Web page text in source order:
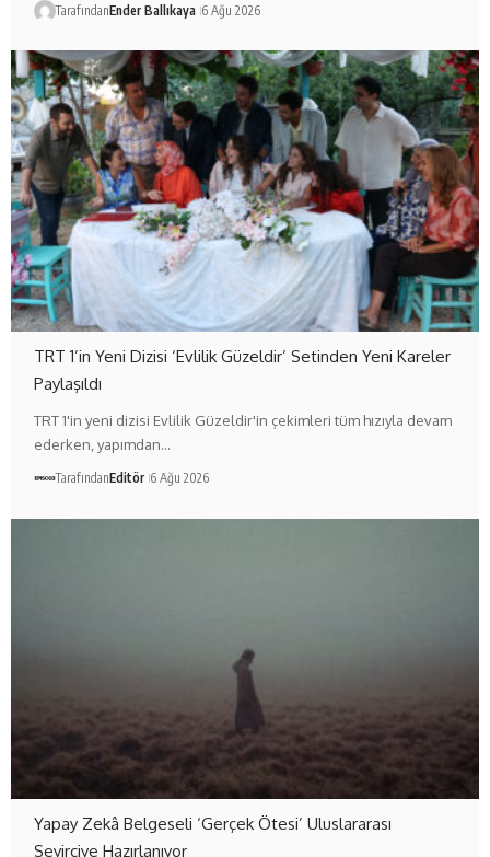
TarafındanEnder Ballıkaya 6 Ağu 2026
TRT 1’in Yeni Dizisi ‘Evlilik Güzeldir’ Setinden Yeni Kareler
Paylaşıldı
TRT 1'in yeni dizisi Evlilik Güzeldir'in çekimleri tüm hızıyla devam
ederken, yapımdan…
TarafındanEditör 6 Ağu 2026
Yapay Zekâ Belgeseli ‘Gerçek Ötesi’ Uluslararası
Seyirciye Hazırlanıyor